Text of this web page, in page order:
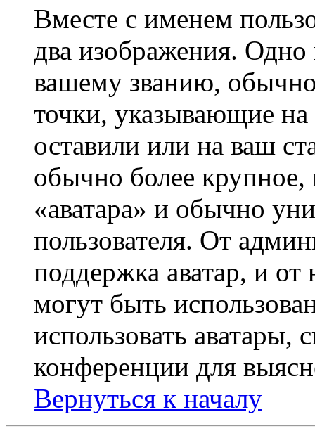
Вместе с именем
два изображения.
вашему званию, обычно
точки, указывающие
оставили или на ваш
обычно более крупное,
«аватара» и обычно
пользователя. От
поддержка аватар, и от
могут быть
использовать аватары,
конференции для
Вернуться к началу